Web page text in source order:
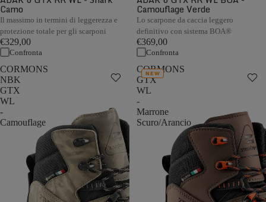
Camo
Il massimo in termini di leggerezza e
protezione totale per gli scarponi
€329,00
Confronta
Camouflage Verde
Lo scarpone da caccia leggero
definitivo con sistema BOA®
€369,00
Confronta
CORMONS
NBK
GTX
WL
-
Camouflage
CORMONS
GTX
WL
-
Marrone
Scuro/Arancio
NEW